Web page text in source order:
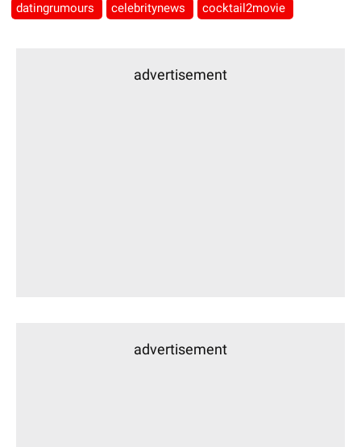
datingrumours celebritynews cocktail2movie
advertisement
advertisement